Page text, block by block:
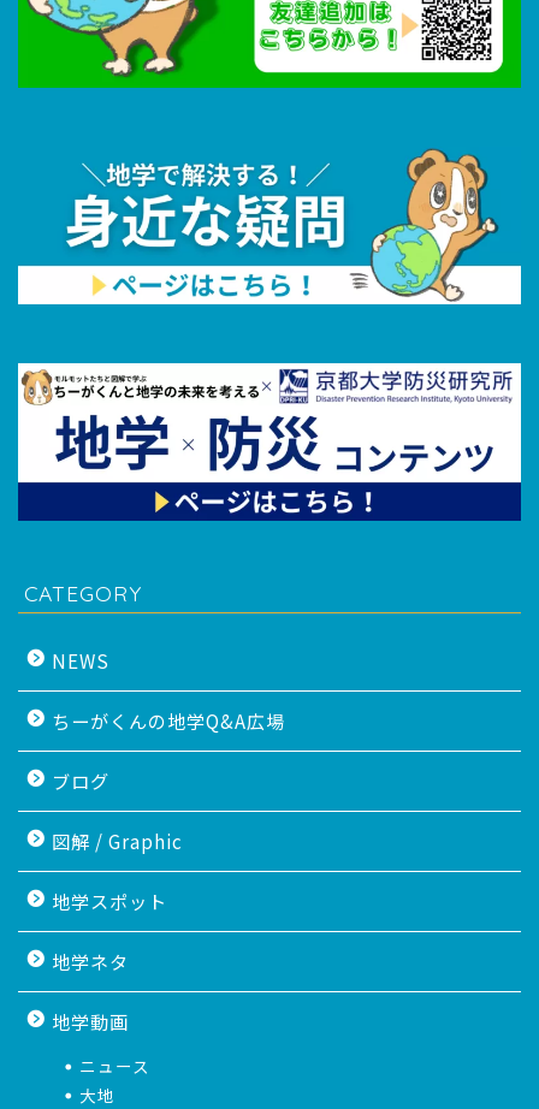
CATEGORY
NEWS
ちーがくんの地学Q&A広場
ブログ
図解 / Graphic
地学スポット
地学ネタ
地学動画
ニュース
大地